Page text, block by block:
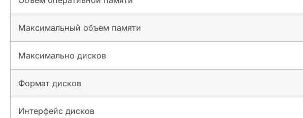
Максимальный объем памяти
Максимально дисков
Формат дисков
Интерфейс дисков